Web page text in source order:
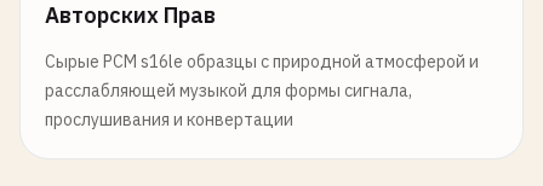
Авторских Прав
Сырые PCM s16le образцы с природной атмосферой и
расслабляющей музыкой для формы сигнала,
прослушивания и конвертации